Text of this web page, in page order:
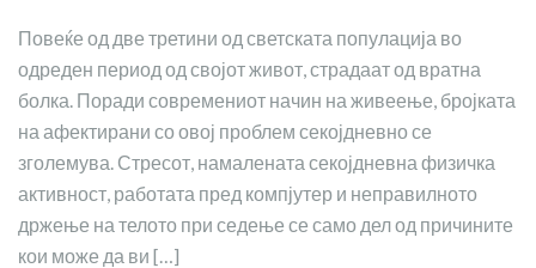
Повеќе од две третини од светската популација во
одреден период од својот живот, страдаат од вратна
болка. Поради современиот начин на живеење, бројката
на афектирани со овој проблем секојдневно се
зголемува. Стресот, намалената секојдневна физичка
активност, работата пред компјутер и неправилното
држење на телото при седење се само дел од причините
кои може да ви […]